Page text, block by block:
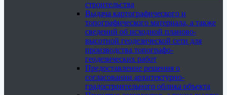
строительства
Выдача картографического и
топографического материала, а также
сведений об исходной планово-
высотной геодезической сети для
производства топографо-
геодезических работ
Предоставление решения о
согласовании архитектурно-
градостроительного облика объекта